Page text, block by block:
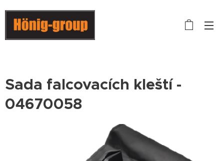
Sada falcovacích kleští -
04670058